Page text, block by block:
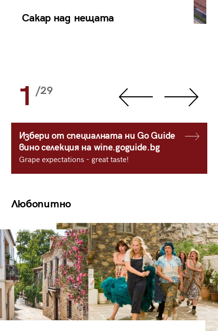
Сакар над нещата
1 /29
Избери от специалната ни Go Guide
вино селекция на wine.goguide.bg
Grape expectations - great taste!
Любопитно